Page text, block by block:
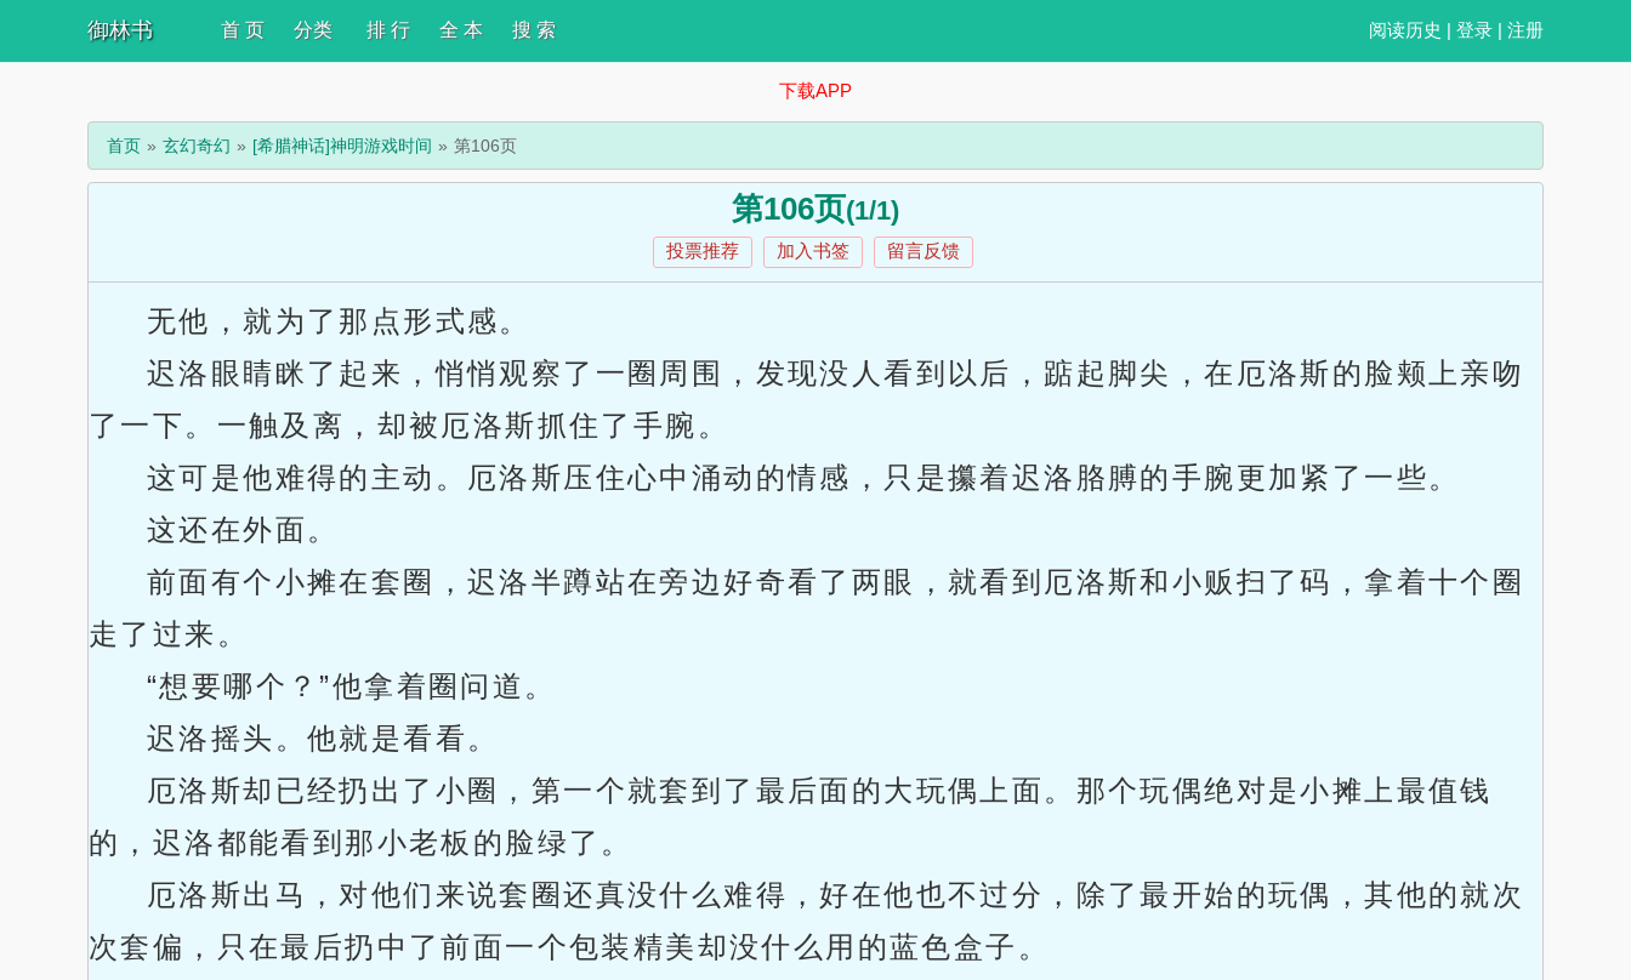
御林书 阅读历史 | 登录 | 注册
首 页 分类 排 行 全 本 搜 索
下载APP
首页 玄幻奇幻 [希腊神话]神明游戏时间 第106页
第106页(1/1)
投票推荐 加入书签 留言反馈
无他，就为了那点形式感。
迟洛眼睛眯了起来，悄悄观察了一圈周围，发现没人看到以后，踮起脚尖，在厄洛斯的脸颊上亲吻
了一下。一触及离，却被厄洛斯抓住了手腕。
这可是他难得的主动。厄洛斯压住心中涌动的情感，只是攥着迟洛胳膊的手腕更加紧了一些。
这还在外面。
前面有个小摊在套圈，迟洛半蹲站在旁边好奇看了两眼，就看到厄洛斯和小贩扫了码，拿着十个圈
走了过来。
“想要哪个？”他拿着圈问道。
迟洛摇头。他就是看看。
厄洛斯却已经扔出了小圈，第一个就套到了最后面的大玩偶上面。那个玩偶绝对是小摊上最值钱
的，迟洛都能看到那小老板的脸绿了。
厄洛斯出马，对他们来说套圈还真没什么难得，好在他也不过分，除了最开始的玩偶，其他的就次
次套偏，只在最后扔中了前面一个包装精美却没什么用的蓝色盒子。